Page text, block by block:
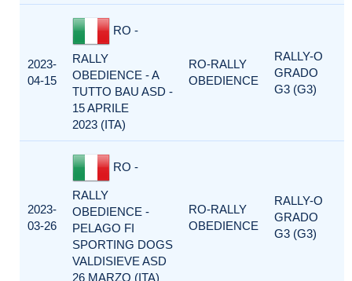
2023-
04-15
RO -
RALLY
OBEDIENCE - A
TUTTO BAU ASD -
15 APRILE
2023 (ITA)
RO-RALLY
OBEDIENCE
RALLY-O
GRADO
G3 (G3)
2023-
03-26
RO -
RALLY
OBEDIENCE -
PELAGO FI
SPORTING DOGS
VALDISIEVE ASD
26 MARZO (ITA)
RO-RALLY
OBEDIENCE
RALLY-O
GRADO
G3 (G3)